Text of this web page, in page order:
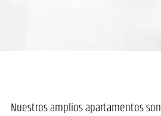
Nuestros amplios apartamentos